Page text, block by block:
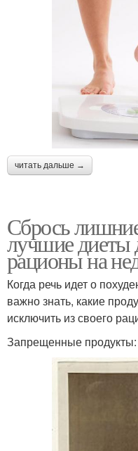
читать дальше →
Сбрось
лучшие диеты
рационы на
Когда речь идет о
важно знать, какие
исключить из своего
Запрещенные продукты: